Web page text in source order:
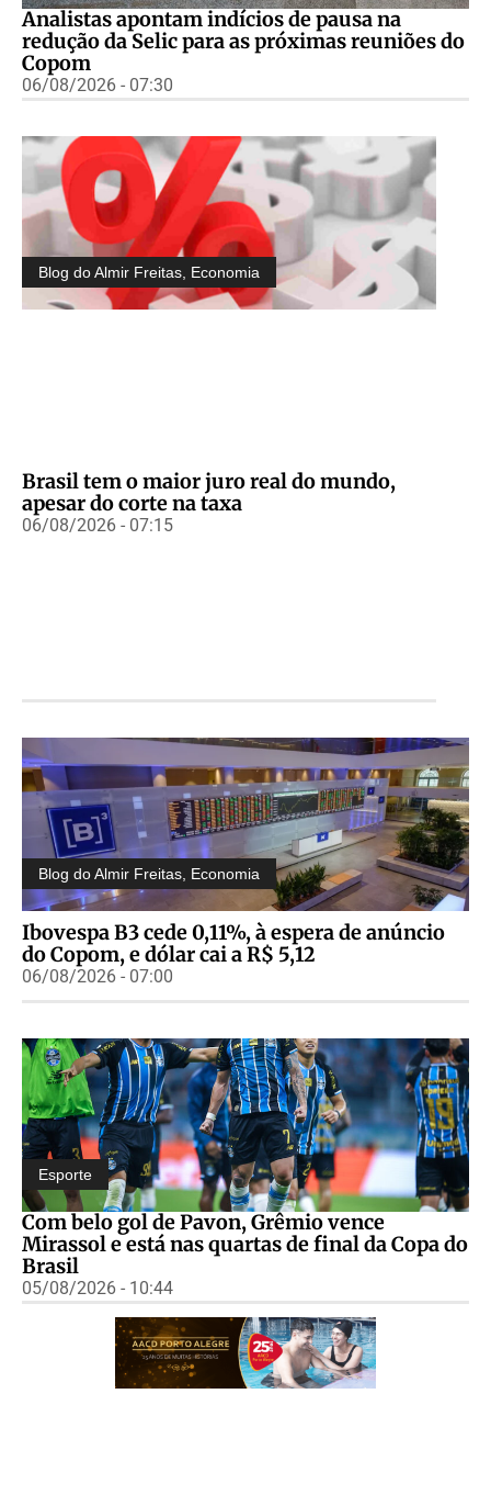
Analistas apontam indícios de pausa na
redução da Selic para as próximas reuniões do
Copom
06/08/2026 - 07:30
Blog do Almir Freitas, Economia
Brasil tem o maior juro real do mundo,
apesar do corte na taxa
06/08/2026 - 07:15
Blog do Almir Freitas, Economia
Ibovespa B3 cede 0,11%, à espera de anúncio
do Copom, e dólar cai a R$ 5,12
06/08/2026 - 07:00
Esporte
Com belo gol de Pavon, Grêmio vence
Mirassol e está nas quartas de final da Copa do
Brasil
05/08/2026 - 10:44